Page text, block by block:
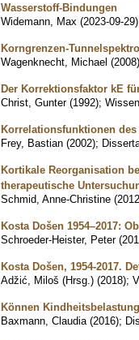
Wasserstoff-Bindungen
Widemann, Max (2023-09-29)
Korngrenzen-
Wagenknecht, Michael (2008)
Der Korrektionsfaktor kE
Christ, Gunter (1992);
Korrelationsfunktionen
Frey, Bastian (2002);
Kortikale Reorganisation
therapeutische
Schmid, Anne-Christine (2012
Kosta Došen 1954–2017:
Schroeder-Heister, Peter (
Kosta Došen, 1954-2017.
Adžić, Miloš (Hrsg.) (2018);
Können
Baxmann, Claudia (2016);